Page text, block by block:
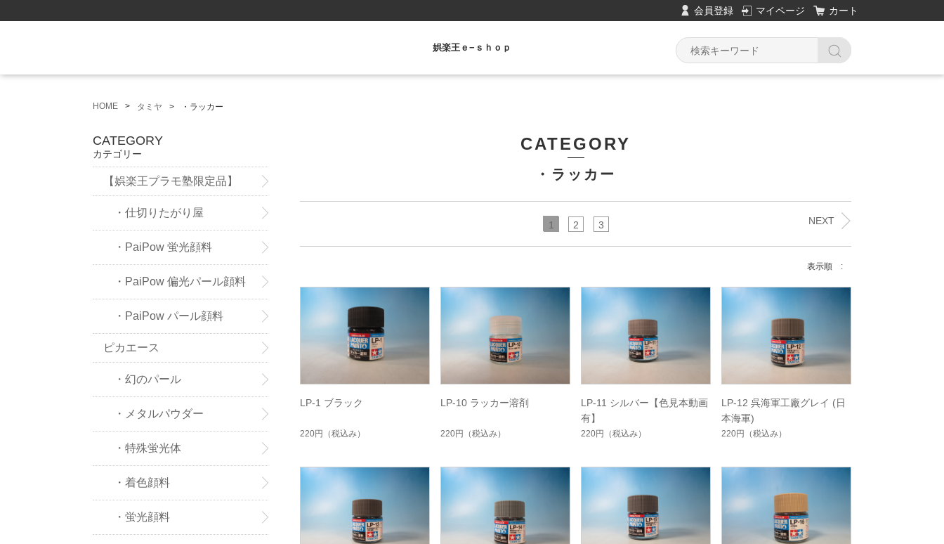
会員登録 マイページ カート
娯楽王ｅ−ｓｈｏｐ
HOME タミヤ ・ラッカー
CATEGORY
・ラッカー
NEXT
1 2 3
表示順 :
LP-1 ブラック
220円 （税込み）
LP-10 ラッカー溶剤
220円 （税込み）
LP-11 シルバー【色見本動画
有】
220円 （税込み）
LP-12 呉海軍工廠グレイ (日
本海軍)
220円 （税込み）
CATEGORY
カテゴリー
【娯楽王プラモ塾限定品】
・仕切りたがり屋
・PaiPow 蛍光顔料
・PaiPow 偏光パール顔料
・PaiPow パール顔料
ピカエース
・幻のパール
・メタルパウダー
・特殊蛍光体
・着色顔料
・蛍光顔料